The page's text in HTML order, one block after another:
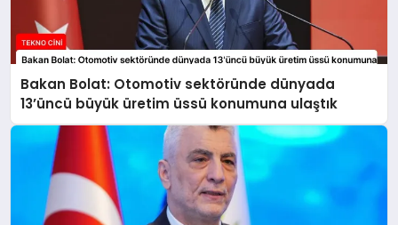
Bakan Bolat: Otomotiv sektöründe dünyada
13’üncü büyük üretim üssü konumuna ulaştık